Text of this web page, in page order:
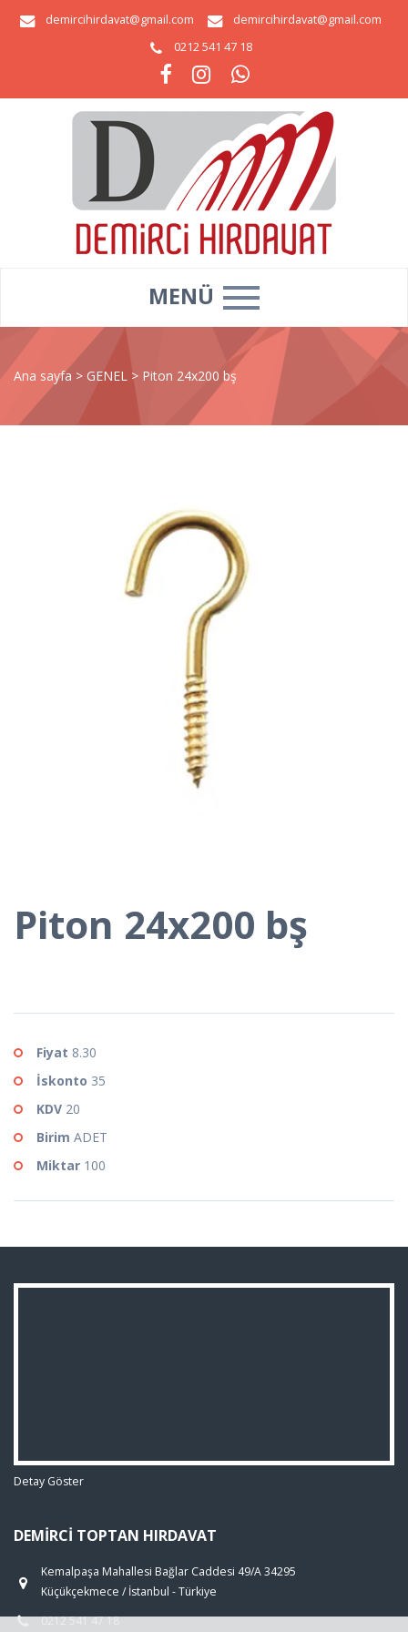
demircihirdavat@gmail.com
demircihirdavat@gmail.com
0212 541 47 18
MENÜ
Ana sayfa > GENEL > Piton 24x200 bş
Piton 24x200 bş
Fiyat 8.30
İskonto 35
KDV 20
Birim ADET
Miktar 100
Detay Göster
DEMIRCI TOPTAN HIRDAVAT
Kemalpaşa Mahallesi Bağlar Caddesi 49/A 34295
Küçükçekmece / İstanbul - Türkiye
0212 541 47 18